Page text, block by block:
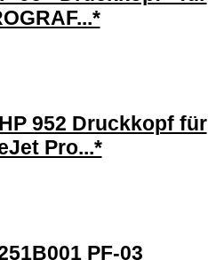
952 Druckkopf für
Pro...*
PF-03